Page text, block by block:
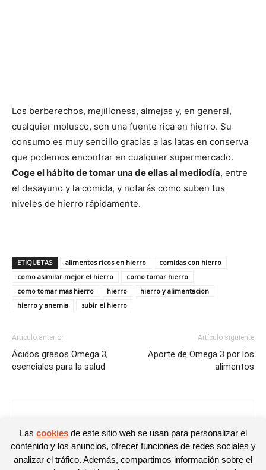
Los berberechos, mejilloness, almejas y, en general,
cualquier molusco, son una fuente rica en hierro. Su
consumo es muy sencillo gracias a las latas en conserva
que podemos encontrar en cualquier supermercado.
Coge el hábito de tomar una de ellas al mediodía, entre
el desayuno y la comida, y notarás como suben tus
niveles de hierro rápidamente.
ETIQUETAS alimentos ricos en hierro
comidas con hierro
como asimilar mejor el hierro
como tomar hierro
como tomar mas hierro
hierro
hierro y alimentacion
hierro y anemia
subir el hierro
Artículo anterior
Ácidos grasos Omega 3,
esenciales para la salud
Artículo siguiente
Aporte de Omega 3 por los
alimentos
Las cookiesde este sitio web se usan para personalizar el
contenido y los anuncios, ofrecer funciones de redes sociales y
analizar el tráfico. Además, compartimos información sobre el